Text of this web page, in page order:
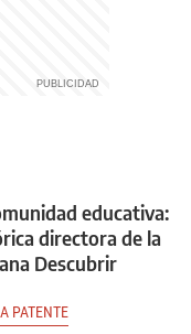
educativa:
directora de la
Descubrir
PATENTE